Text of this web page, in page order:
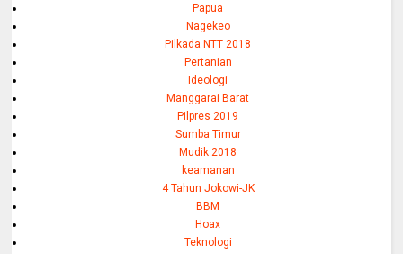
Papua
Nagekeo
Pilkada NTT 2018
Pertanian
Ideologi
Manggarai Barat
Pilpres 2019
Sumba Timur
Mudik 2018
keamanan
4 Tahun Jokowi-JK
BBM
Hoax
Teknologi